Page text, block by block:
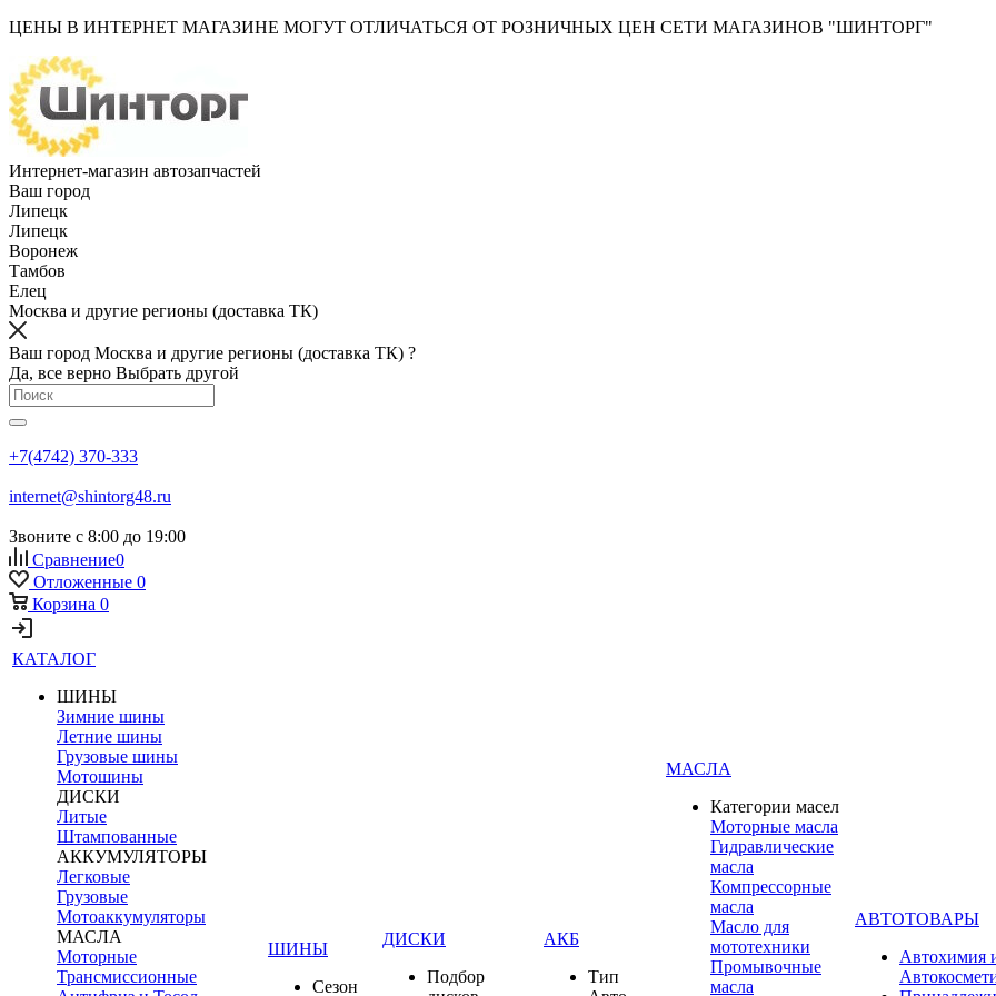
ЦЕНЫ В ИНТЕРНЕТ МАГАЗИНЕ МОГУТ ОТЛИЧАТЬСЯ ОТ РОЗНИЧНЫХ ЦЕН СЕТИ МАГАЗИНОВ "ШИНТОРГ"
Интернет-магазин автозапчастей
Ваш город
Липецк
Липецк
Воронеж
Тамбов
Елец
Москва и другие регионы (доставка ТК)
Ваш город Москва и другие регионы (доставка ТК) ?
Да, все верно Выбрать другой
+7(4742) 370-333
internet@shintorg48.ru
Звоните с 8:00 до 19:00
Сравнение0
Отложенные 0
Корзина 0
КАТАЛОГ
ШИНЫ
Зимние шины
Летние шины
Грузовые шины
Мотошины
ДИСКИ
Литые
Штампованные
АККУМУЛЯТОРЫ
Легковые
Грузовые
Мотоаккумуляторы
МАСЛА
Моторные
Трансмиссионные
ШИНЫ
Сезон
ДИСКИ
Подбор
АКБ
Тип
МАСЛА
Категории масел
Моторные масла
Гидравлические
масла
Компрессорные
масла
Масло для
мототехники
Промывочные
масла
АВТОТОВАРЫ
Автохимия